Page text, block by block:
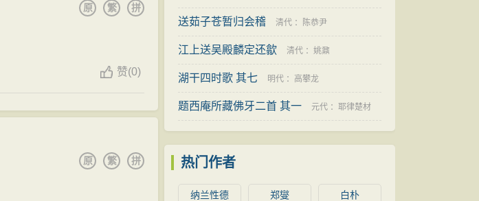
拼
繁
原
赞(0)
拼
繁
原
送茹子苍暂归会稽 清代 ： 陈恭尹
江上送吴殿麟定还歙 清代 ： 姚鼐
湖干四时歌 其七 明代 ： 高攀龙
题西庵所藏佛牙二首 其一 元代 ： 耶律楚材
热门作者
纳兰性德 郑燮 白朴